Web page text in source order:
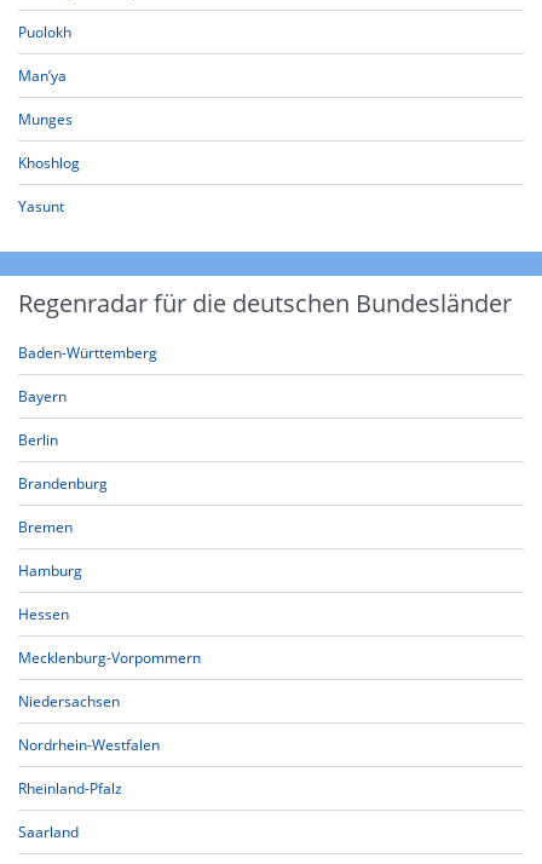
Puolokh
Man’ya
Munges
Khoshlog
Yasunt
Regenradar für die deutschen Bundesländer
Baden-Württemberg
Bayern
Berlin
Brandenburg
Bremen
Hamburg
Hessen
Mecklenburg-Vorpommern
Niedersachsen
Nordrhein-Westfalen
Rheinland-Pfalz
Saarland